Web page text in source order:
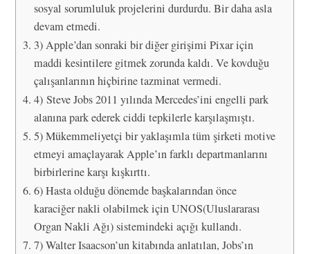
sosyal sorumluluk projelerini durdurdu. Bir daha asla
devam etmedi.
3) Apple’dan sonraki bir diğer girişimi Pixar için
maddi kesintilere gitmek zorunda kaldı. Ve kovduğu
çalışanlarının hiçbirine tazminat vermedi.
4) Steve Jobs 2011 yılında Mercedes’ini engelli park
alanına park ederek ciddi tepkilerle karşılaşmıştı.
5) Mükemmeliyetçi bir yaklaşımla tüm şirketi motive
etmeyi amaçlayarak Apple’ın farklı departmanlarını
birbirlerine karşı kışkırttı.
6) Hasta olduğu dönemde başkalarından önce
karaciğer nakli olabilmek için UNOS(Uluslararası
Organ Nakli Ağı) sistemindeki açığı kullandı.
7) Walter Isaacson’un kitabında anlatılan, Jobs’ın